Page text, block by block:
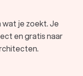
je zoekt. Je
en gratis naar